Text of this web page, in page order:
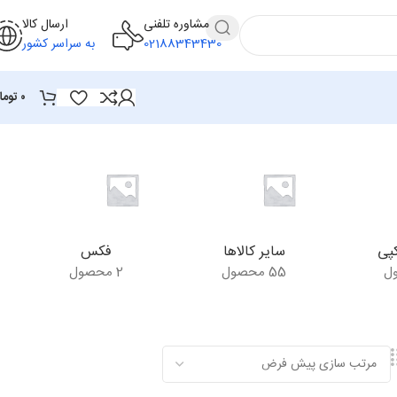
مشاوره تلفنی
02188343430
ارسال کالا
به سراسر کشور
۰
سایر کالاها
55 محصول
فکس
2 محصول